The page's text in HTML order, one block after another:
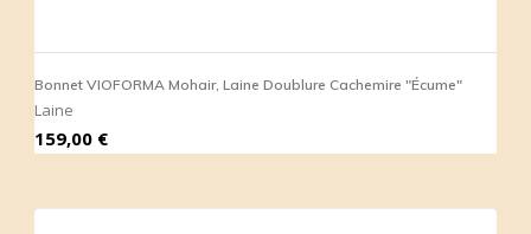
Bonnet VIOFORMA Mohair, Laine Doublure Cachemire "Écume"
Laine
Prix
159,00 €